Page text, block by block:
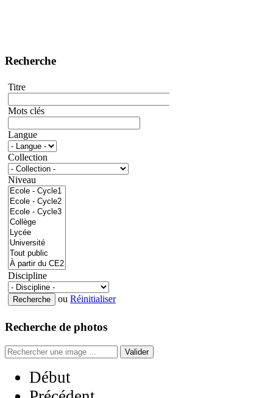
Recherche
Titre
Mots clés
Langue
Collection
Niveau
Discipline
ou Réinitialiser
Recherche de photos
Valider
Début